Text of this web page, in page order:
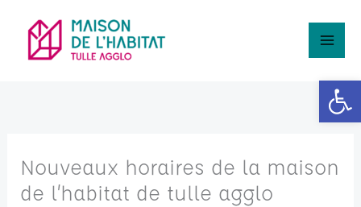
contenu
Nouveaux horaires de la maison
de l’habitat de tulle agglo